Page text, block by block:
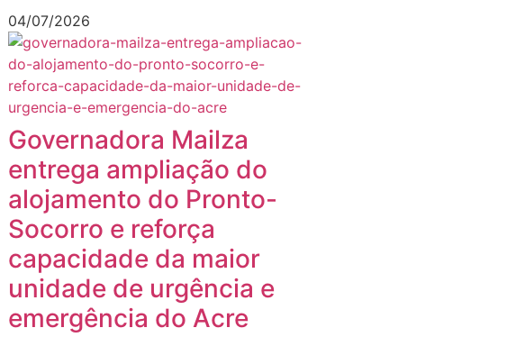
04/07/2026
Governadora Mailza
entrega ampliação do
alojamento do Pronto-
Socorro e reforça
capacidade da maior
unidade de urgência e
emergência do Acre